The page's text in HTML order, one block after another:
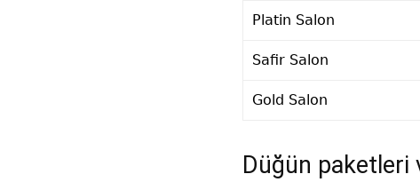
Platin Salon
Safir Salon
Gold Salon
Düğün paketleri